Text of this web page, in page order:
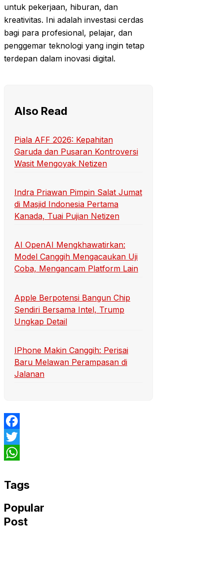
untuk pekerjaan, hiburan, dan
kreativitas. Ini adalah investasi cerdas
bagi para profesional, pelajar, dan
penggemar teknologi yang ingin tetap
terdepan dalam inovasi digital.
Also Read
Piala AFF 2026: Kepahitan
Garuda dan Pusaran Kontroversi
Wasit Mengoyak Netizen
Indra Priawan Pimpin Salat Jumat
di Masjid Indonesia Pertama
Kanada, Tuai Pujian Netizen
AI OpenAI Mengkhawatirkan:
Model Canggih Mengacaukan Uji
Coba, Mengancam Platform Lain
Apple Berpotensi Bangun Chip
Sendiri Bersama Intel, Trump
Ungkap Detail
IPhone Makin Canggih: Perisai
Baru Melawan Perampasan di
Jalanan
Facebook
Twitter
Tags
Popular
Post